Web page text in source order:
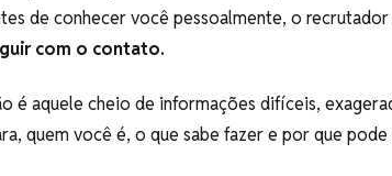
de conhecer você pessoalmente, o
com o contato.
é aquele cheio de informações difíceis,
quem você é, o que sabe fazer e por que